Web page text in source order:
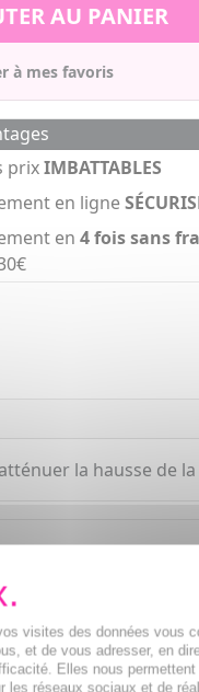
AU PANIER
à mes favoris
prixIMBATTABLES
en ligne
en 4 fois sans
la hausse de
visites des données vous
et de vous adresser, en
Elles nous
réseaux sociaux et de